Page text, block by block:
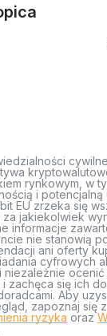
rynkowym, w
i potencjalną
EU zrzeka się
jakiekolwiek
informacje
nie stanowią
ani oferty
cyfrowych
niezależnie ocenić
zachęca się ich
Aby
zapoznaj się
ryzyka oraz